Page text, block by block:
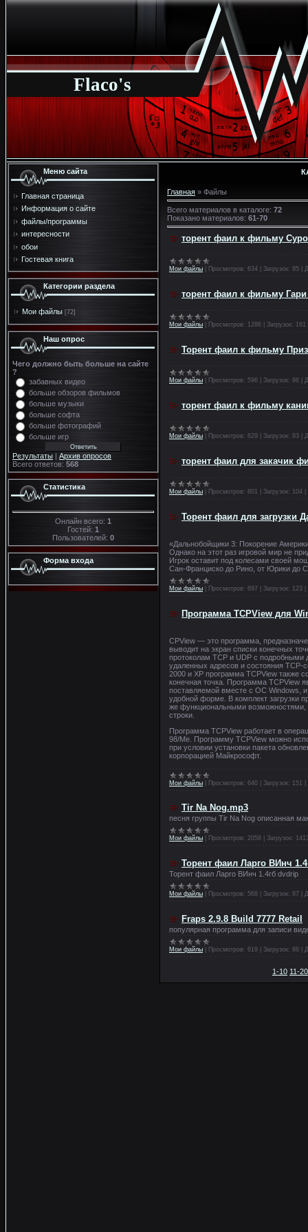
Flaco's
Меню сайта
Главная страница
Информация о сайте
файлы/программы
интересности
обои
Гостевая книга
Категории раздела
Мои файлы [72]
Наш опрос
Чего должно быть больше на сайте
?
забавных видео
больше обзоров фильмов
больше музыки
больше софта
больше фотографий
больше игр
Результаты | Архив опросов
Всего ответов: 568
Статистика
Онлайн всего: 1
Гостей: 1
Пользователей: 0
Форма входа
Главная » Файлы
Всего материалов в каталоге: 72
Показано материалов: 61-70
торент фаил к фильму
Мои файлы Просмотров: 634 Загрузок: 85
торент фаил к фильму
Мои файлы Просмотров: 1286 Загрузок: 161
Торент фаил к фильму
Мои файлы Просмотров: 596 Загрузок: 86
торент фаил к фильму
Мои файлы Просмотров: 629 Загрузок: 83
торент фаил для закачик
Мои файлы Просмотров: 801 Загрузок: 104
Торент фаил для загрузки
«Дальнобойщики 3: Покорение
Однако на этот раз игровой мир не
Игрок оставит под колесами своей
Сан-Франциско до Рино, от Юрики до
Мои файлы Просмотров: 697 Загрузок: 123
Программа TCPView для
CPView — это программа,
выводит на экран списки конечных
протоколам TCP и UDP с
удаленных адресов и состояния TCP-
2000 и XP программа TCPView также
конечная точка. Программа TCPView
поставляемой вместе с ОС Windows,
удобной форме. В комплект загрузки
же функциональными возможностями,
строки.
Программа TCPView работает в
98/Me. Программу TCPView можно
при условии установки пакета
корпорацией Майкрософт.
Мои файлы Просмотров: 640 Загрузок: 151
Tir Na Nog.mp3
песня группы Tir Na Nog описанная
Мои файлы Просмотров: 2058 Загрузок:
Торент фаил Ларго ВИнч
Торент фаил Ларго ВИнч 1.4гб dvdrip
Мои файлы Просмотров: 568 Загрузок: 87
Fraps 2.9.8 Build 7777 Retail
популярная программа для записи
Мои файлы Просмотров: 619 Загрузок: 86
1-10 11-20